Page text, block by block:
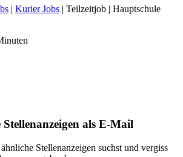
| Kurier Jobs | Teilzeitjob | Hauptschule
Stellenanzeigen als E-Mail
Stellenanzeigen suchst und vergiss